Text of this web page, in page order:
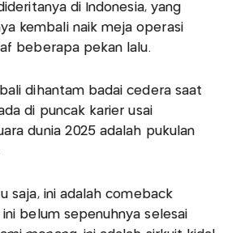
di Indonesia, yang
kembali naik meja operasi
beberapa pekan lalu.
dihantam badai cedera saat
di puncak karier usai
dunia 2025 adalah pukulan
saja, ini adalah comeback
ini belum sepenuhnya selesai